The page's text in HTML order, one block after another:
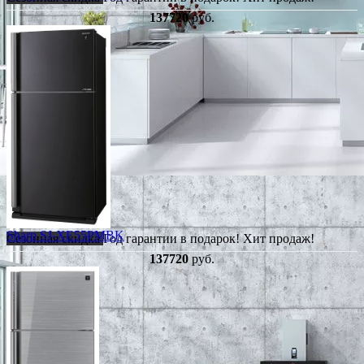
137720руб.
Сезонная скидкаГод гарантии в подарок!Хит продаж!
Sharp SJ-XE55PMBK
137720руб.